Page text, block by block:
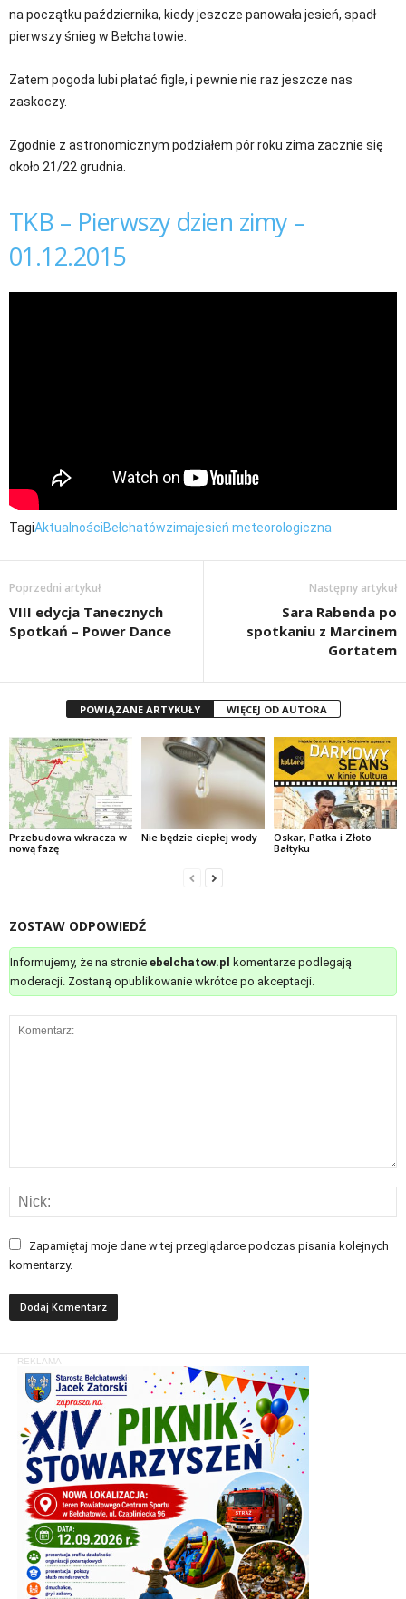
na początku października, kiedy jeszcze panowała jesień, spadł
pierwszy śnieg w Bełchatowie.
Zatem pogoda lubi płatać figle, i pewnie nie raz jeszcze nas
zaskoczy.
Zgodnie z astronomicznym podziałem pór roku zima zacznie się
około 21/22 grudnia.
TKB – Pierwszy dzien zimy –
01.12.2015
TagiAktualnościBełchatówzimajesień meteorologiczna
Poprzedni artykuł
VIII edycja Tanecznych
Spotkań – Power Dance
Następny artykuł
Sara Rabenda po
spotkaniu z Marcinem
Gortatem
POWIĄZANE ARTYKUŁY WIĘCEJ OD AUTORA
Przebudowa wkracza w
nową fazę
Nie będzie ciepłej wody
Oskar, Patka i Złoto
Bałtyku
ZOSTAW ODPOWIEDŹ
Informujemy, że na stronie ebelchatow.pl
komentarze podlegają
moderacji. Zostaną opublikowanie wkrótce po akceptacji.
Zapamiętaj moje dane w tej przeglądarce podczas pisania kolejnych
komentarzy.
REKLAMA